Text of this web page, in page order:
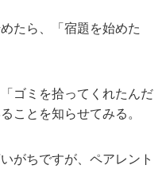
たら、「宿題を始めた
ゴミを拾ってくれたんだ
ことを知らせてみる。
がちですが、ペアレント